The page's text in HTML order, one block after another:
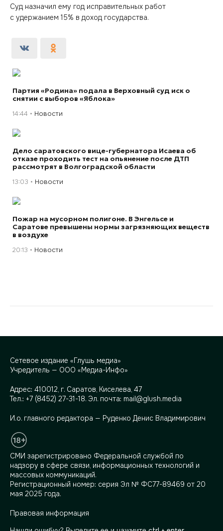
Суд назначил ему год исправительных работ
с удержанием 15% в доход государства.
Партия «Родина» подала в Верховный суд иск о
снятии с выборов «Яблока»
14:44 Новости
Дело саратовского вице-губернатора Исаева об
отказе проходить тест на опьянение после ДТП
рассмотрят в Волгоградской области
13:03 Новости
Пожар на мусорном полигоне. В Энгельсе и
Саратове превышены нормы загрязняющих веществ
в воздухе
20:13 Новости
Сетевое издание «Глушь медиа»
Учредитель — ООО «Медиа-Инфо»
Адрес: 410012, г. Саратов, Киселева, 47
Тел.: +7 (8452) 27-31-18. Эл. почта: mail@glush.media
И.о. главного редактора — Руденко Денис Владимирович
СМИ зарегистрировано Федеральной службой по
надзору в сфере связи, информационных технологий и
массовых коммуникаций.
Регистрационный номер: серия Эл № ФС77-89469 от 20
мая 2025 года.
Правовая информация